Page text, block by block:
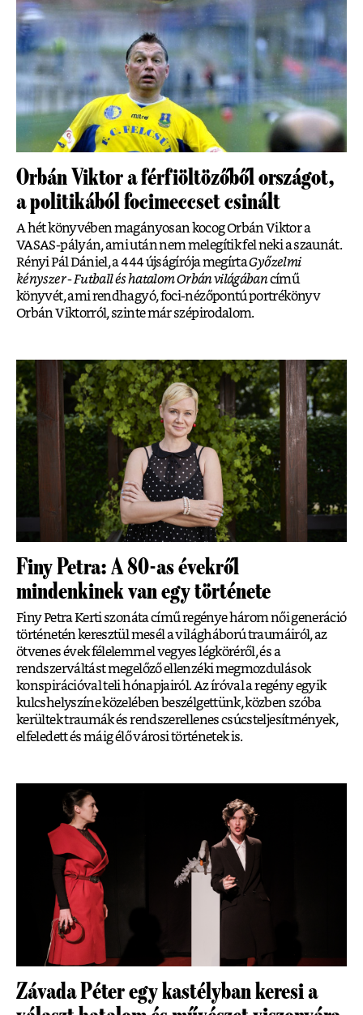
Orbán Viktor a férfiöltözőből országot,
a politikából focimeccset csinált
A hét könyvében magányosan kocog Orbán Viktor a
VASAS-pályán, ami után nem melegítik fel neki a szaunát.
Rényi Pál Dániel, a 444 újságírója megírtaGyőzelmi
kényszer - Futball és hatalom Orbán világábancímű
könyvét, ami rendhagyó, foci-nézőpontú portrékönyv
Orbán Viktorról, szinte már szépirodalom.
Finy Petra: A 80-as évekről
mindenkinek van egy története
Finy Petra Kerti szonáta című regénye három női generáció
történetén keresztül mesél a világháború traumáiról, az
ötvenes évek félelemmel vegyes légköréről, és a
rendszerváltást megelőző ellenzéki megmozdulások
konspirációval teli hónapjairól. Az íróval a regény egyik
kulcshelyszíne közelében beszélgettünk, közben szóba
kerültek traumák és rendszerellenes csúcsteljesítmények,
elfeledett és máig élő városi történetek is.
Závada Péter egy kastélyban keresi a